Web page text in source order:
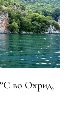
во Охрид,